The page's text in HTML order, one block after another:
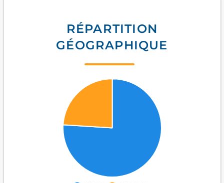
RÉPARTITION
GÉOGRAPHIQUE